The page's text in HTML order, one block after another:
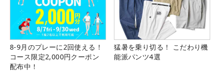
8-9月のプレーに2回使える！
コース限定2,000円クーポン
配布中！
猛暑を乗り切る！ こだわり機
能派パンツ4選